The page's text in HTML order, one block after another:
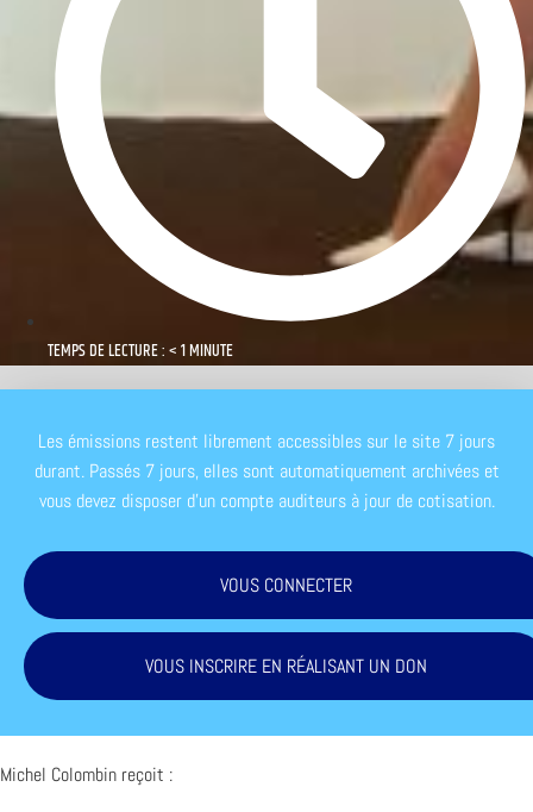
TEMPS DE LECTURE : < 1 MINUTE
Les émissions restent librement accessibles sur le site 7 jours
durant. Passés 7 jours, elles sont automatiquement archivées et
vous devez disposer d'un compte auditeurs à jour de cotisation.
VOUS CONNECTER
VOUS INSCRIRE EN RÉALISANT UN DON
Michel Colombin reçoit :